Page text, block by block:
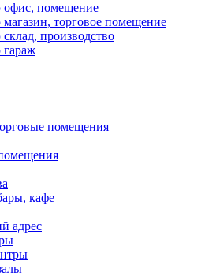
помещение
торговое помещение
производство
помещения
кафе
адрес